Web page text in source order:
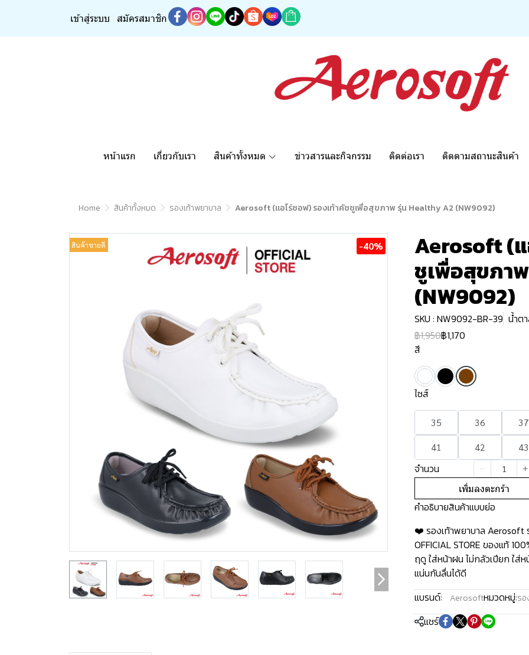
เข้าสู่ระบบ สมัครสมาชิก
หน้าแรก เกี่ยวกับเรา สินค้าทั้งหมด ข่าวสารและกิจกรรม ติดต่อเรา ติดตามสถานะสินค้า
Home สินค้าทั้งหมด รองเท้าพยาบาล Aerosoft (แอโร่ซอฟ) รองเท้าคัชชูเพื่อสุขภาพ รุ่น Healthy A2 (NW9092)
สินค้าขายดี -40% Aerosoft (
ชูเพื่อสุขภา
(NW9092)
SKU : NW9092-BR-39 น้ำต
฿1,950฿1,170
สี
ไซส์
35 36 37
41
42 43
จำนวน
เพิ่มลงตะกร้า
คำอธิบายสินค้าแบบย่อ
❤️ รองเท้าพยาบาล Aerosoft
OFFICIAL STORE ของแท้
ฤดู ใส่หน้าฝน ไม่กลัวเปียก ใส่
แน่นกันลื่นได้ดี
แบรนด์:
Aerosoftหมวดหมู่:รอ
แชร์